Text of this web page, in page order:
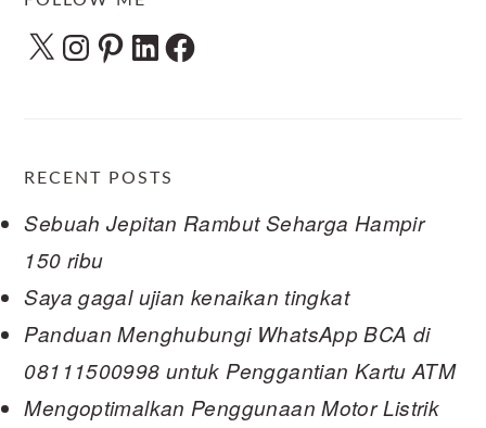
X Instagram
Pinterest
LinkedInFacebook
RECENT POSTS
Sebuah Jepitan Rambut Seharga Hampir
150 ribu
Saya gagal ujian kenaikan tingkat
Panduan Menghubungi WhatsApp BCA di
08111500998 untuk Penggantian Kartu ATM
Mengoptimalkan Penggunaan Motor Listrik